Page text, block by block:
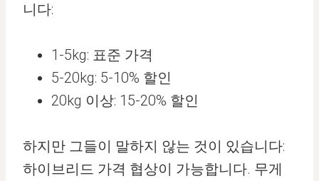
니다:
1-5kg: 표준 가격
5-20kg: 5-10% 할인
20kg 이상: 15-20% 할인
하지만 그들이 말하지 않는 것이 있습니다:
하이브리드 가격 협상이 가능합니다. 무게